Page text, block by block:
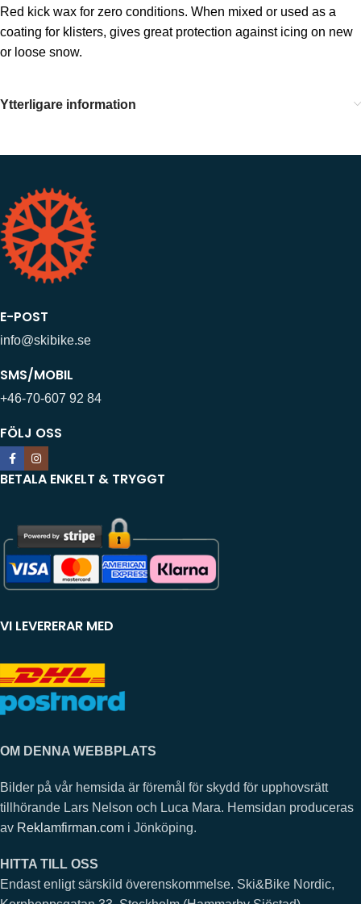
Red kick wax for zero conditions. When mixed or used as a
coating for klisters, gives great protection against icing on new
or loose snow.
Ytterligare information
E-POST
info@skibike.se
SMS/MOBIL
+46-70-607 92 84
FÖLJ OSS
BETALA ENKELT & TRYGGT
VI LEVERERAR MED
OM DENNA WEBBPLATS
Bilder på vår hemsida är föremål för skydd för upphovsrätt
tillhörande Lars Nelson och Luca Mara. Hemsidan produceras
av Reklamfirman.com i Jönköping.
HITTA TILL OSS
Endast enligt särskild överenskommelse. Ski&Bike Nordic,